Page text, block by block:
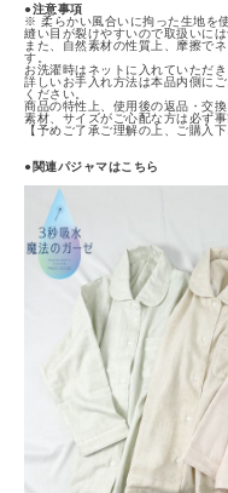
●注意事項
※ 柔らかい風合いに拘った生地を
縫い目が裂けやすいので取扱いに
また、自然素材の性質上、摩擦で
す。
お洗濯時はネットに入れていただ
詳しいお手入れ方法は本品内側に
ください。
商品の特性上、使用後の返品・交
素材、サイズがご心配な方は必ず
【予めご了承ご理解の上、ご購入
●関連パジャマはこちら